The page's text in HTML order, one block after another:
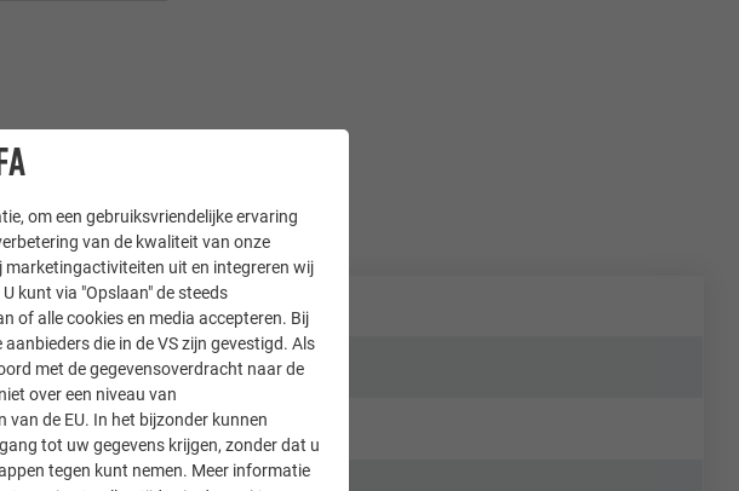
om een gebruiksvriendelijke ervaring
van de kwaliteit van onze
marketingactiviteiten uit en integreren wij
kunt via "Opslaan" de steeds
of alle cookies en media accepteren. Bij
die in de VS zijn gevestigd. Als
met de gegevensoverdracht naar de
over een niveau van
de EU. In het bijzonder kunnen
tot uw gegevens krijgen, zonder dat u
tegen kunt nemen. Meer informatie